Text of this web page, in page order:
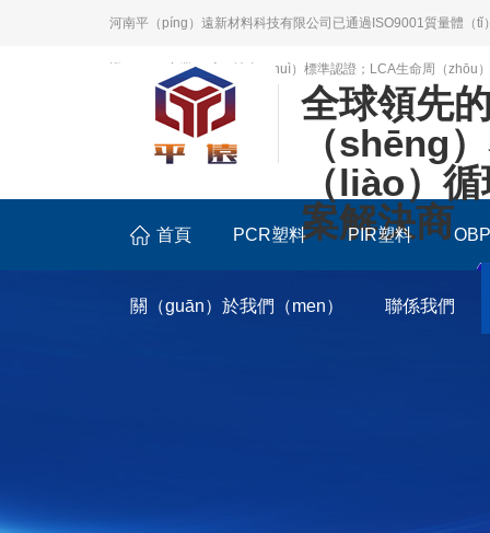
河南平（píng）遠新材料科技有限公司已通過ISO9001質量體（
證；BSCI商業（yè）社會（huì）標準認證；LCA生命周（zhōu
全球領先
（shēng
（liào）
案解決商
首頁 PCR塑料 PIR塑料
關（guān）於我們（men） 聯係我們